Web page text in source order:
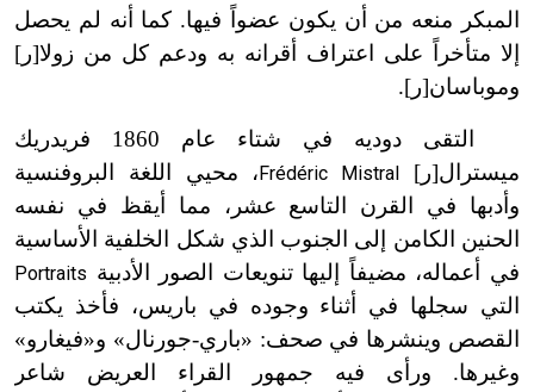
المبكر منعه من أن يكون عضواً فيها. كما أنه لم يحصل
إلا متأخراً على اعتراف أقرانه به ودعم كل من زولا[ر]
وموباسان[ر].
التقى دوديه في شتاء عام 1860 فريدريك
ميسترال[ر]
Frédéric Mistral ، محيي اللغة البروفنسية
وأدبها في القرن التاسع عشر، مما أيقظ في نفسه
الحنين الكامن إلى الجنوب الذي شكل الخلفية الأساسية
في أعماله، مضيفاً إليها تنويعات الصور الأدبية Portraits
التي سجلها في أثناء وجوده في باريس، فأخذ يكتب
القصص وينشرها في صحف: «باري-جورنال» و«فيغارو»
وغيرها. ورأى فيه جمهور القراء العريض شاعر